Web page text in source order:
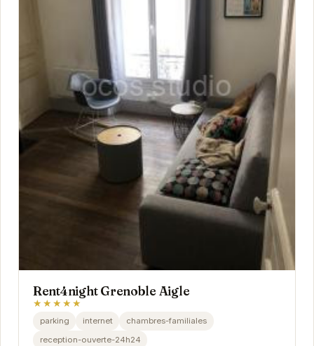
Rent4night Grenoble Aigle
★★★★★
parking internet
chambres-familiales
reception-ouverte-24h24